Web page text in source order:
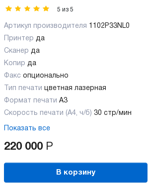
5 из 5
Артикул производителя
1102P33NL0
Принтер да
Сканер да
Копир да
Факс опционально
Тип печати
цветная лазерная
Формат печати A3
Скорость печати (А4, ч/б) 30 стр/мин
Показать все
220 000 Р
В корзину